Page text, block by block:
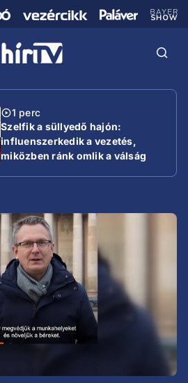
1 perc
Szelfik a süllyedő hajón:
influenszerkedik a vezetés,
miközben ránk omlik a válság